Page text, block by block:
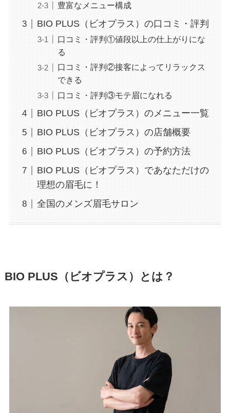
豊富なメニュー構成
BIO PLUS（ビオプラス）の口コミ・評判
口コミ・評判①値段以上の仕上がりにな
る
口コミ・評判②接客によってリラックス
できる
口コミ・評判③モテ眉になれる
BIO PLUS（ビオプラス）のメニュー一覧
BIO PLUS（ビオプラス）の店舗概要
BIO PLUS（ビオプラス）の予約方法
BIO PLUS（ビオプラス）であなただけの
理想の眉毛に！
全国のメンズ眉毛サロン
BIO PLUS（ビオプラス）とは？